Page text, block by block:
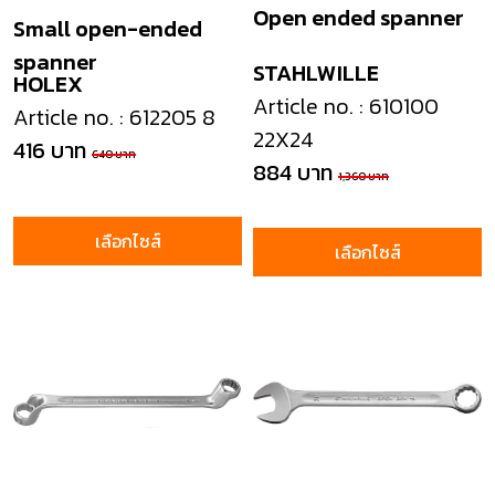
HOLEX
Small open-ended
spanner
Article no. : 612205 8
416 บาท 640 บาท
เลือกไซส์
STAHLWILLE
Open ended spanner
Article no. : 610100
22X24
884 บาท 1,360 บาท
เลือกไซส์